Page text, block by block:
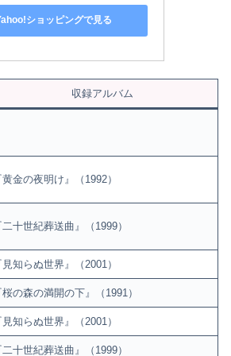
ショッピングで見る
収録アルバム
黄金の夜明け』（1992）
二十世紀葬送曲』（1999）
見知らぬ世界』（2001）
桜の森の満開の下』（1991）
見知らぬ世界』（2001）
二十世紀葬送曲』（1999）